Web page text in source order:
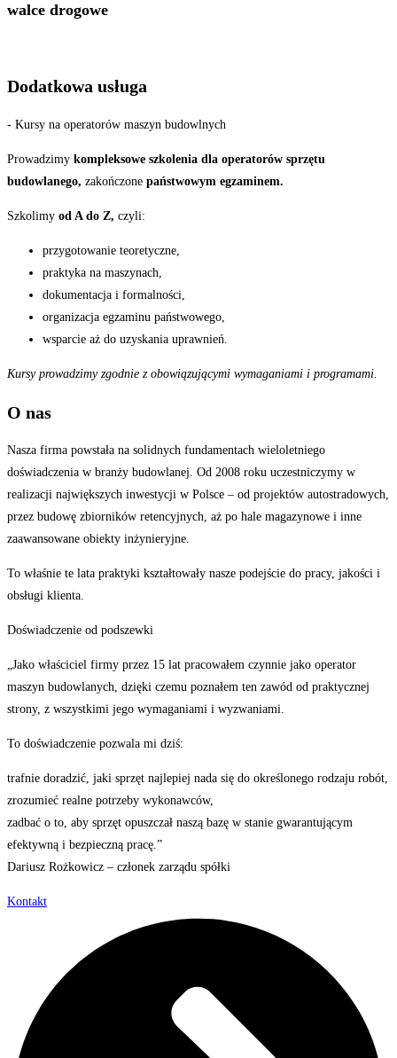
walce drogowe
Dodatkowa usługa
- Kursy na operatorów maszyn budowlnych
Prowadzimy kompleksowe szkolenia dla operatorów sprzętu
budowlanego, zakończone państwowym egzaminem.
Szkolimy od A do Z, czyli:
przygotowanie teoretyczne,
praktyka na maszynach,
dokumentacja i formalności,
organizacja egzaminu państwowego,
wsparcie aż do uzyskania uprawnień.
Kursy prowadzimy zgodnie z obowiązującymi wymaganiami i programami.
O nas
Nasza firma powstała na solidnych fundamentach wieloletniego
doświadczenia w branży budowlanej. Od 2008 roku uczestniczymy w
realizacji największych inwestycji w Polsce – od projektów autostradowych,
przez budowę zbiorników retencyjnych, aż po hale magazynowe i inne
zaawansowane obiekty inżynieryjne.
To właśnie te lata praktyki kształtowały nasze podejście do pracy, jakości i
obsługi klienta.
Doświadczenie od podszewki
„Jako właściciel firmy przez 15 lat pracowałem czynnie jako operator
maszyn budowlanych, dzięki czemu poznałem ten zawód od praktycznej
strony, z wszystkimi jego wymaganiami i wyzwaniami.
To doświadczenie pozwala mi dziś:
trafnie doradzić, jaki sprzęt najlepiej nada się do określonego rodzaju robót,
zrozumieć realne potrzeby wykonawców,
zadbać o to, aby sprzęt opuszczał naszą bazę w stanie gwarantującym
efektywną i bezpieczną pracę.”
Dariusz Rożkowicz – członek zarządu spółki
Kontakt